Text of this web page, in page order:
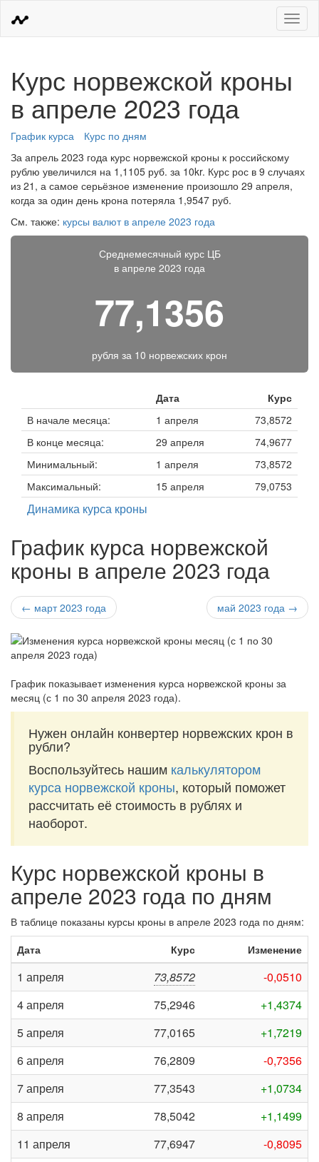
Меню
Курс норвежской кроны
в апреле 2023 года
График курса
Курс по дням
За апрель 2023 года курс норвежской кроны к российскому
рублю увеличился на 1,1105 руб. за 10kr. Курс рос в 9 случаях
из 21, а самое серьёзное изменение произошло 29 апреля,
когда за один день крона потеряла 1,9547 руб.
См. также: курсы валют в апреле 2023 года
Среднемесячный курс ЦБ
в апреле 2023 года
77,1356
рубля за 10 норвежских крон
Дата
Курс
В начале месяца:
1 апреля
73,8572
В конце месяца:
29 апреля
74,9677
Минимальный:
1 апреля
73,8572
Максимальный:
15 апреля 79,0753
Динамика курса кроны
График курса норвежской
кроны в апреле 2023 года
← март 2023 года май 2023 года →
График показывает изменения курса норвежской кроны за
месяц (с 1 по 30 апреля 2023 года).
Нужен онлайн конвертер норвежских крон в
рубли?
Воспользуйтесь нашим калькулятором
курса норвежской кроны, который поможет
рассчитать её стоимость в рублях и
наоборот.
Курс норвежской кроны в
апреле 2023 года по дням
В таблице показаны курсы кроны в апреле 2023 года по дням:
Дата
Курс Изменение
1 апреля 73,8572
-0,0510
4 апреля
75,2946
+1,4374
5 апреля
77,0165
+1,7219
6 апреля
76,2809
-0,7356
7 апреля
77,3543
+1,0734
8 апреля
78,5042
+1,1499
11 апреля
77,6947
-0,8095